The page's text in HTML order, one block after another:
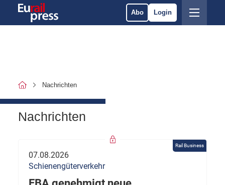
Abo Login
Nachrichten
Nachrichten
Rail Business
07.08.2026
Schienengüterverkehr